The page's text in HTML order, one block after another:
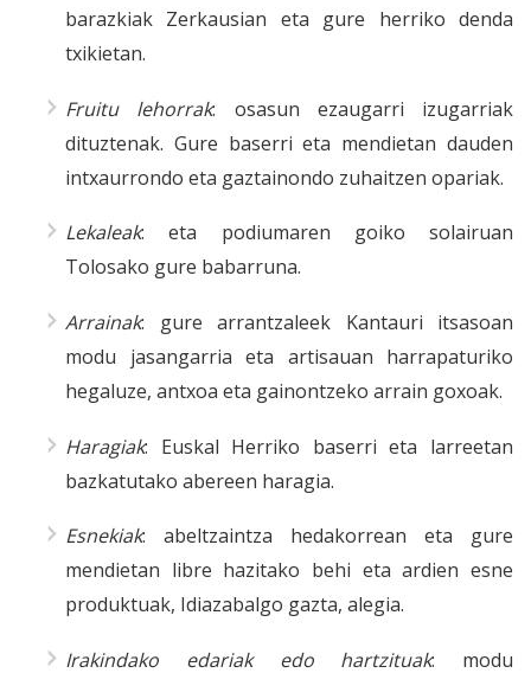
barazkiak Zerkausian eta gure herriko denda
txikietan.
Fruitu lehorrak: osasun ezaugarri izugarriak
dituztenak. Gure baserri eta mendietan dauden
intxaurrondo eta gaztainondo zuhaitzen opariak.
Lekaleak: eta podiumaren goiko solairuan
Tolosako gure babarruna.
Arrainak: gure arrantzaleek Kantauri itsasoan
modu jasangarria eta artisauan harrapaturiko
hegaluze, antxoa eta gainontzeko arrain goxoak.
Haragiak: Euskal Herriko baserri eta larreetan
bazkatutako abereen haragia.
Esnekiak: abeltzaintza hedakorrean eta gure
mendietan libre hazitako behi eta ardien esne
produktuak, Idiazabalgo gazta, alegia.
Irakindako edariak edo hartzituak: modu